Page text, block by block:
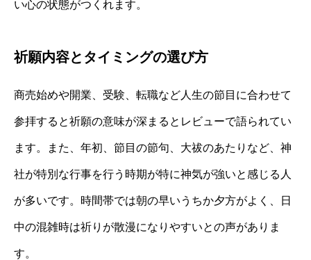
い心の状態がつくれます。
祈願内容とタイミングの選び方
商売始めや開業、受験、転職など人生の節目に合わせて
参拝すると祈願の意味が深まるとレビューで語られてい
ます。また、年初、節目の節句、大祓のあたりなど、神
社が特別な行事を行う時期が特に神気が強いと感じる人
が多いです。時間帯では朝の早いうちか夕方がよく、日
中の混雑時は祈りが散漫になりやすいとの声がありま
す。